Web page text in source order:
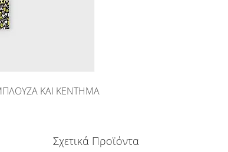
ΚΑΙ ΚΕΝΤΗΜΑ
Σχετικά Προϊόντα